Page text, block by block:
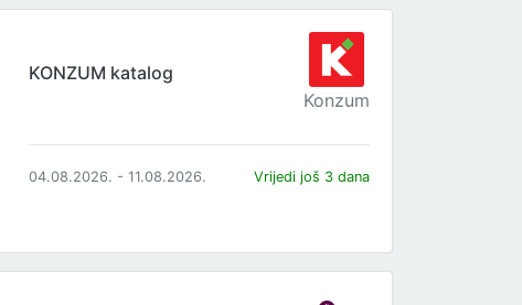
KONZUM katalog
Konzum
04.08.2026. - 11.08.2026. Vrijedi još 3 dana